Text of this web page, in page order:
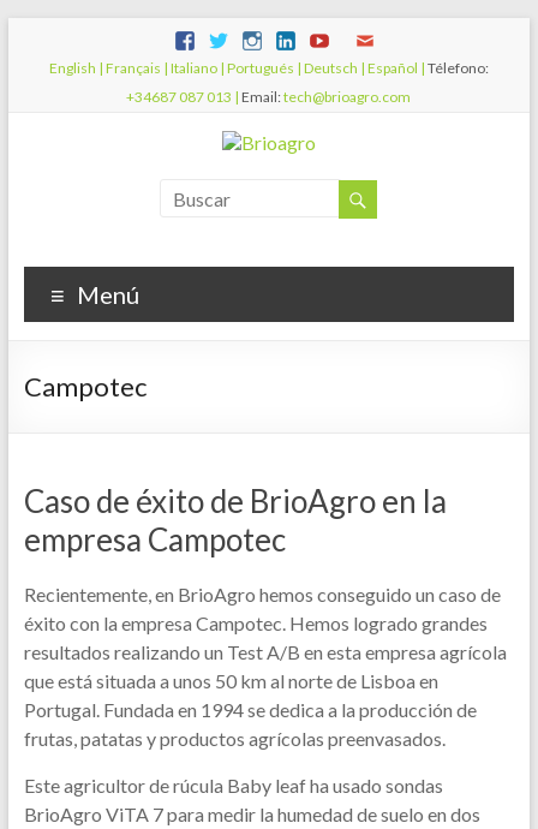
English | Français | Italiano | Portugués | Deutsch | Español | Télefono:
+34687 087 013 | Email:tech@brioagro.com
Menú
Campotec
Caso de éxito de BrioAgro en la
empresa Campotec
Recientemente, en BrioAgro hemos conseguido un caso de
éxito con la empresa Campotec. Hemos logrado grandes
resultados realizando un Test A/B en esta empresa agrícola
que está situada a unos 50 km al norte de Lisboa en
Portugal. Fundada en 1994 se dedica a la producción de
frutas, patatas y productos agrícolas preenvasados.
Este agricultor de rúcula Baby leaf ha usado sondas
BrioAgro ViTA 7 para medir la humedad de suelo en dos